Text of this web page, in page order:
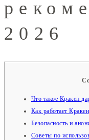
2026
Что такое Кракен
Как работает
Безопасность и
Советы по